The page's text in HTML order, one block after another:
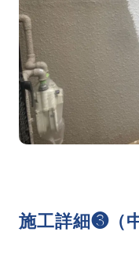
施工詳細❸（